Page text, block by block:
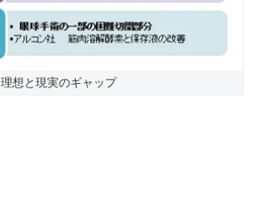
理想と現実のギャップ